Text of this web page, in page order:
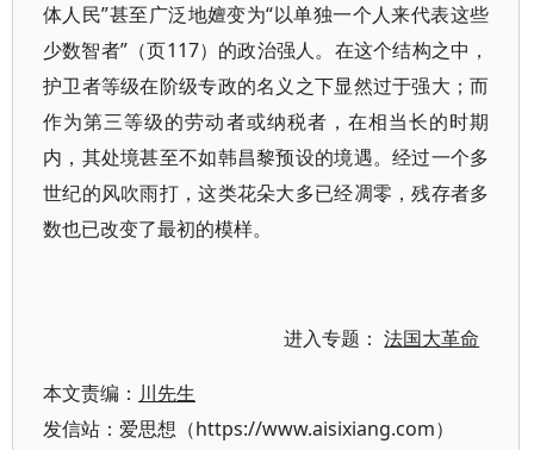
体人民”甚至广泛地嬗变为“以单独一个人来代表这些
少数智者”（页117）的政治强人。在这个结构之中，
护卫者等级在阶级专政的名义之下显然过于强大；而
作为第三等级的劳动者或纳税者，在相当长的时期
内，其处境甚至不如韩昌黎预设的境遇。经过一个多
世纪的风吹雨打，这类花朵大多已经凋零，残存者多
数也已改变了最初的模样。
进入专题：法国大革命
本文责编： 川先生
发信站：爱思想（https://www.aisixiang.com）